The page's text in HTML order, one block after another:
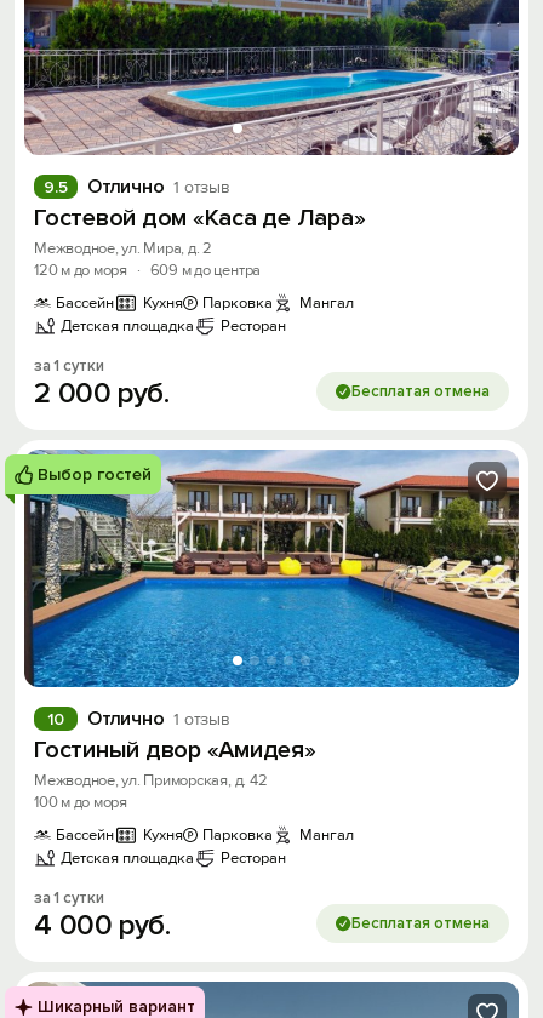
Отлично 1 отзыв
9.5
Гостевой дом «Каса де Лара»
Межводное, ул. Мира, д. 2
120 м до моря
· 609 м до центра
Бассейн
Кухня Парковка
Мангал
Детская площадка
Ресторан
за 1 сутки
2 000 руб. Бесплатая отмена
Выбор гостей
Отлично 1 отзыв
10
Гостиный двор «Амидея»
Межводное, ул. Приморская, д. 42
100 м до моря
Бассейн
Кухня Парковка
Мангал
Детская площадка
Ресторан
за 1 сутки
4 000 руб. Бесплатая отмена
Шикарный вариант